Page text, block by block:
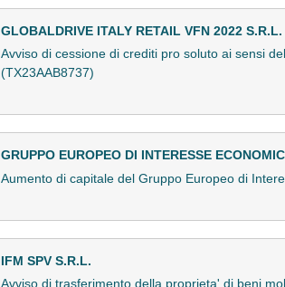
GLOBALDRIVE ITALY RETAIL VFN 2022 S.R.L.
Avviso di cessione di crediti pro soluto ai sensi
(TX23AAB8737)
GRUPPO EUROPEO DI INTERESSE
Aumento di capitale del Gruppo Europeo di
IFM SPV S.R.L.
Avviso di trasferimento della proprieta' di beni